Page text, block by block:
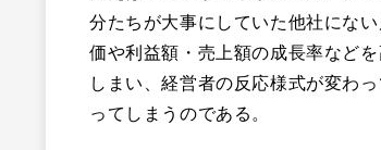
分たちが大事にしていた他社にな
価や利益額・売上額の成長率など
しまい、経営者の反応様式が変わ
ってしまうのである。